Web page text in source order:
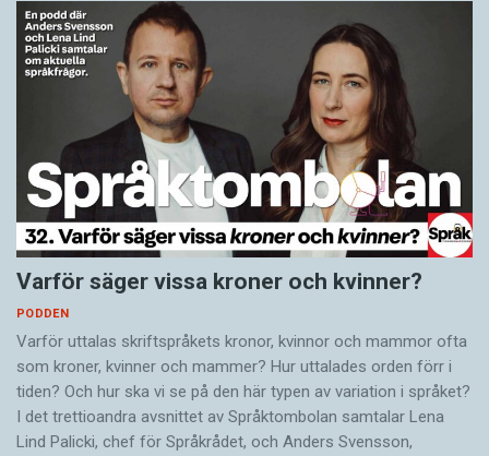
Varför säger vissa kroner och kvinner?
PODDEN
Varför uttalas skriftspråkets kronor, kvinnor och mammor ofta
som kroner, kvinner och mammer? Hur uttalades orden förr i
tiden? Och hur ska vi se på den här typen av variation i språket?
I det trettioandra avsnittet av Språktombolan samtalar Lena
Lind Palicki, chef för Språkrådet, och Anders Svensson,